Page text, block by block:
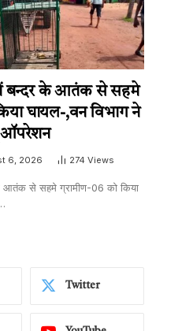
बन्दर के आतंक से सहमे
घायल-,वन विभाग ने
ऑपरेशन
6, 2026 274 Views
आतंक से सहमे ग्रामीण-06 को किया
Twitter